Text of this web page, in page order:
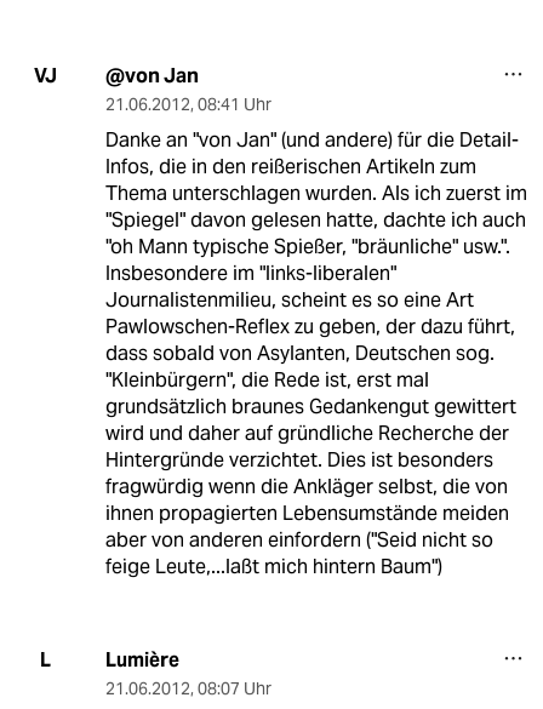
VJ @von Jan
21.06.2012, 08:41 Uhr
Danke an "von Jan" (und andere) für die Detail-
Infos, die in den reißerischen Artikeln zum
Thema unterschlagen wurden. Als ich zuerst im
"Spiegel" davon gelesen hatte, dachte ich auch
"oh Mann typische Spießer, "bräunliche" usw.".
Insbesondere im "links-liberalen"
Journalistenmilieu, scheint es so eine Art
Pawlowschen-Reflex zu geben, der dazu führt,
dass sobald von Asylanten, Deutschen sog.
"Kleinbürgern", die Rede ist, erst mal
grundsätzlich braunes Gedankengut gewittert
wird und daher auf gründliche Recherche der
Hintergründe verzichtet. Dies ist besonders
fragwürdig wenn die Ankläger selbst, die von
ihnen propagierten Lebensumstände meiden
aber von anderen einfordern ("Seid nicht so
feige Leute,...laßt mich hintern Baum")
L Lumière
21.06.2012, 08:07 Uhr